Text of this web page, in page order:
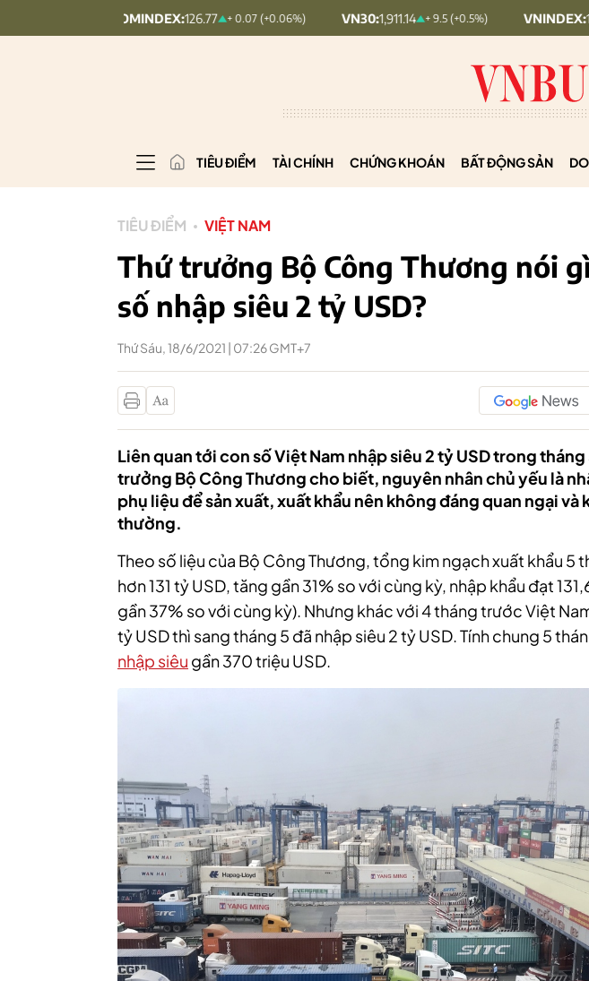
126.77 + 0.07 (+0.06%) VN30: 1,911.14 + 9.5 (+0.5%) VNINDEX: 1,772.7
TIÊU ĐIỂM TÀI CHÍNH CHỨNG KHOÁN BẤT ĐỘNG SẢN
TIÊU ĐIỂM VIỆT NAM
Thứ trưởng Bộ Công Thương nói
số nhập siêu 2 tỷ USD?
Thứ Sáu, 18/6/2021 | 07:26 GMT+7
Liên quan tới con số Việt Nam nhập siêu 2 tỷ USD trong
trưởng Bộ Công Thương cho biết, nguyên nhân chủ yếu là
phụ liệu để sản xuất, xuất khẩu nên không đáng quan ngại và
thường.
Theo số liệu của Bộ Công Thương, tổng kim ngạch xuất khẩu 5
hơn 131 tỷ USD, tăng gần 31% so với cùng kỳ, nhập khẩu đạt
gần 37% so với cùng kỳ). Nhưng khác với 4 tháng trước Việt
tỷ USD thì sang tháng 5 đã nhập siêu 2 tỷ USD. Tính chung 5
nhập siêu gần 370 triệu USD.